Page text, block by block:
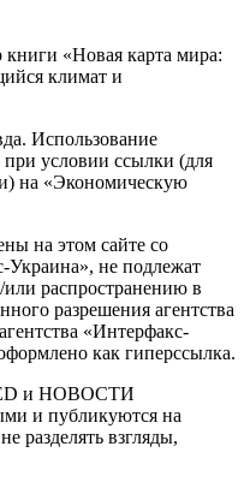
книги «Новая карта мира:
климат и
Использование
условии ссылки (для
на «Экономическую
на этом сайте со
Украина», не подлежат
распространению в
разрешения агентства
«Интерфакс-
как гиперссылка.
и НОВОСТИ
и публикуются на
разделять взгляды,